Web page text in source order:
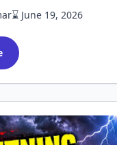
⌛ June 19, 2026